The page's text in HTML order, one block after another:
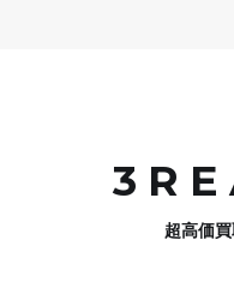
超高価